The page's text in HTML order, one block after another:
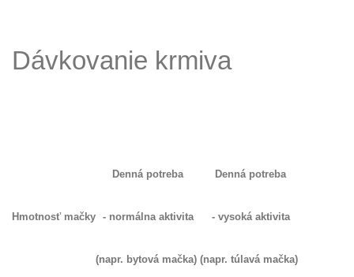
Dávkovanie krmiva
Hmotnosť mačky
Denná potreba
- normálna aktivita
(napr. bytová mačka)
Denná potreba
- vysoká aktivita
(napr. túlavá mačka)